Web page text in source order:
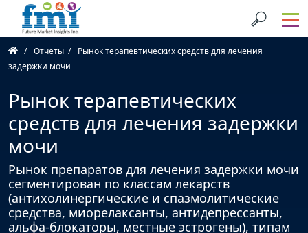
Отчеты
Рынок терапевтических средств для лечения
задержки мочи
Рынок терапевтических
средств для лечения задержки
мочи
Рынок препаратов для лечения задержки мочи
сегментирован по классам лекарств
(антихолинергические и спазмолитические
средства, миорелаксанты, антидепрессанты,
альфа-блокаторы, местные эстрогены), типам